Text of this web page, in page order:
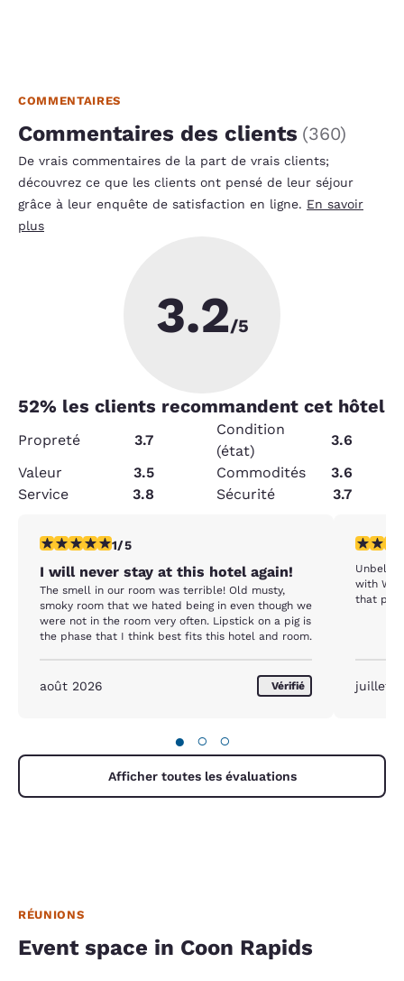
COMMENTAIRES
Commentaires des clients (360)
De vrais commentaires de la part de vrais clients;
découvrez ce que les clients ont pensé de leur séjour
grâce à leur enquête de satisfaction en ligne. En savoir
plus
3.2/5
52% les clients recommandent cet hôtel
Propreté 3.7
Condition
(état)
3.6
Valeur
3.5 Commodités
3.6
Service
3.8 Sécurité 3.7
1 étoile. Moyen. 1 commentaire
1/5
I will never stay at this hotel again!
The smell in our room was terrible! Old musty,
smoky room that we hated being in even though we
were not in the room very often. Lipstick on a pig is
the phase that I think best fits this hotel and room.
août 2026 Vérifié
4
with
that
juillet
● ○ ○
Afficher toutes les évaluations
RÉUNIONS
Event space in Coon Rapids